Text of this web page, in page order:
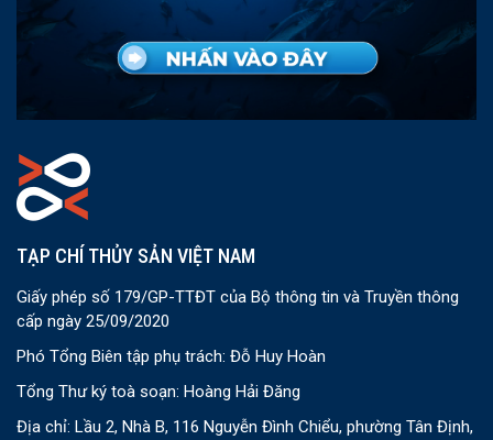
TẠP CHÍ THỦY SẢN VIỆT NAM
Giấy phép số 179/GP-TTĐT của Bộ thông tin và Truyền thông
cấp ngày 25/09/2020
Phó Tổng Biên tập phụ trách: Đỗ Huy Hoàn
Tổng Thư ký toà soạn: Hoàng Hải Đăng
Địa chỉ: Lầu 2, Nhà B, 116 Nguyễn Đình Chiểu, phường Tân Định,